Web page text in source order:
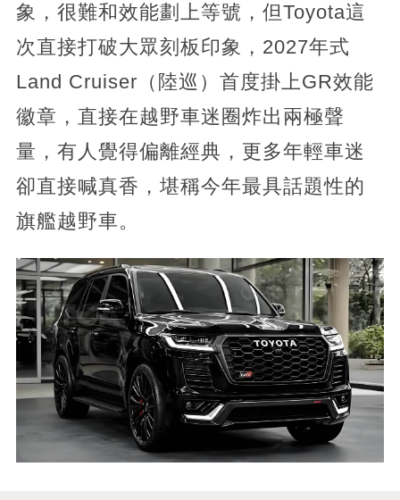
象，很難和效能劃上等號，但Toyota這
次直接打破大眾刻板印象，2027年式
Land Cruiser（陸巡）首度掛上GR效能
徽章，直接在越野車迷圈炸出兩極聲
量，有人覺得偏離經典，更多年輕車迷
卻直接喊真香，堪稱今年最具話題性的
旗艦越野車。